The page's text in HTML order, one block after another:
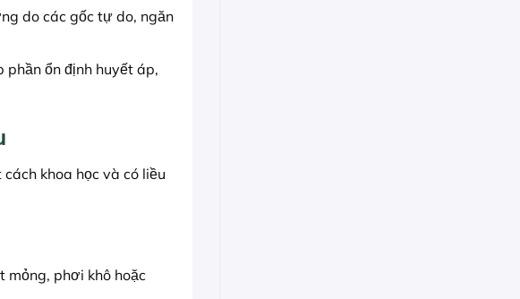
do các gốc tự do, ngăn
phần ổn định huyết áp,
cách khoa học và có liều
phơi khô hoặc